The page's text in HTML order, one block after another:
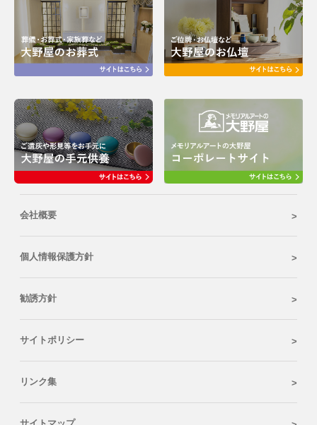
会社概要
個人情報保護方針
勧誘方針
サイトポリシー
リンク集